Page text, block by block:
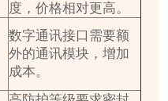
度，价格相对更高。
数字通讯接口需要额
外的通讯模块，增加
成本。